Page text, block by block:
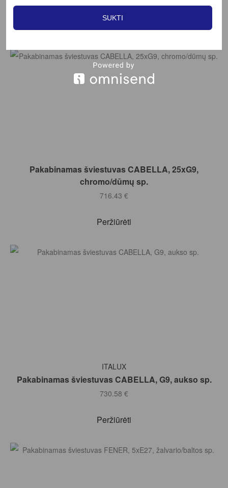
Filter
Į KREPŠELĮ
Pakabinamas šviestuvas CABELLA, 25xG9,
chromo/dūmų sp.
716.43 €
Peržiūrėti
Į KREPŠELĮ
ITALUX
Pakabinamas šviestuvas CABELLA, G9, aukso sp.
730.58 €
Peržiūrėti
SUKTI